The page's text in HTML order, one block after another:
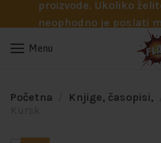
proizvode. Ukoliko
neophodno je poslati
info@flakhobby.com
proizvoda. Svakako
potrebna pomoć oko
Menu
Početna Knjige, časopisi,